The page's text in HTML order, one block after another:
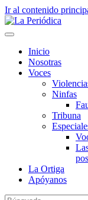
Ir al contenido
Inicio
Nosotras
Voces
Ninfas
Tribuna
La Ortiga
Apóyanos